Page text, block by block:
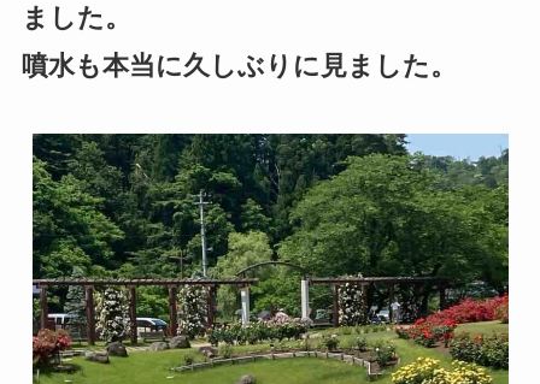
ました。
噴水も本当に久しぶりに見ました。